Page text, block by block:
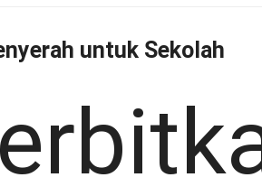
untuk Sekolah